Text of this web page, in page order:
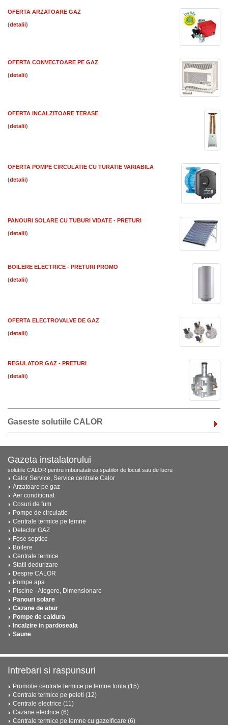
OFERTA ARZATOARE GAZ
( )
OFERTA CONVECTOARE PE GAZ
( )
OFERTA INCALZITOARE TERASE
( )
OFERTA POMPE CIRCULATIE CU TURATIE VARIABILA
( )
PANOURI SOLARE CU TUBURI VIDATE - PRETURI
( )
BOILERE ELECTRICE - PRETURI PROMO
( )
OFERTA ELECTROVALVE DE GAZ
( )
REGULATOR GAZ - PRETURI
( )
Gaseste solutiile CALOR
Gazeta instalatorului
solutiile CALOR pentru imbunatatirea spatiilor de locuit sau de lucru
Calor Service, Service centrale Calor
Arzatoare pe gaz
Aer conditionat
Cosuri de fum
Pompe de circulatie
Centrale termice pe lemne
Detector GAZ
Fose septice
Boilere
Centrale termice
Statii dedurizare
Despre CALOR
Pompe apa
Piscine - Alegere, Dimensionare
Panouri solare
Cazane de abur
Pompe de caldura
Incalzire in pardoseala
Saune
Intrebari si raspunsuri
Promotie centrale termice pe lemne fonta (15)
Centrale termice pe peleti (12)
Centrale electrice (11)
Cazane electrice (6)
Centrale termice pe lemne cu gazeificare (6)